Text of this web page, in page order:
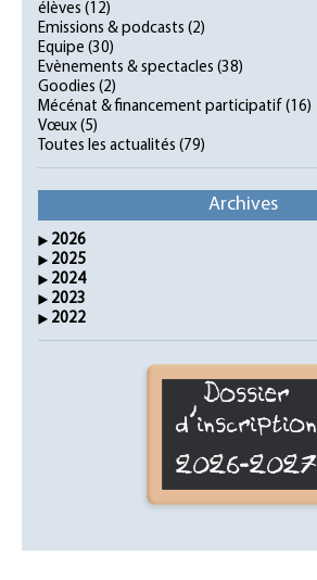
élèves (12)
Emissions & podcasts (2)
Equipe (30)
Evènements & spectacles (38)
Goodies (2)
Mécénat & financement participatif (16)
Vœux (5)
Toutes les actualités (79)
Archives
2026
2025
2024
2023
2022
Dossier
d'inscription
2026-2027